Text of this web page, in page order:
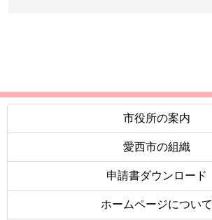
市役所の案内
愛西市の組織
申請書ダウンロード
ホームページについて